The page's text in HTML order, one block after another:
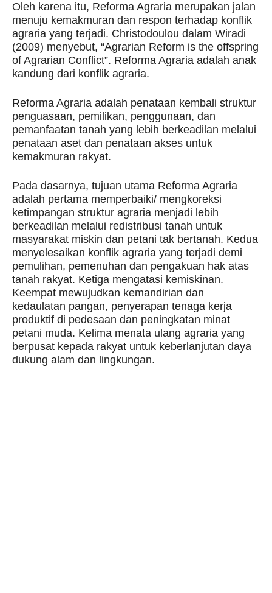
Oleh karena itu, Reforma Agraria merupakan jalan
menuju kemakmuran dan respon terhadap konflik
agraria yang terjadi. Christodoulou dalam Wiradi
(2009) menyebut, “Agrarian Reform is the offspring
of Agrarian Conflict”. Reforma Agraria adalah anak
kandung dari konflik agraria.
Reforma Agraria adalah penataan kembali struktur
penguasaan, pemilikan, penggunaan, dan
pemanfaatan tanah yang lebih berkeadilan melalui
penataan aset dan penataan akses untuk
kemakmuran rakyat.
Pada dasarnya, tujuan utama Reforma Agraria
adalah pertama memperbaiki/ mengkoreksi
ketimpangan struktur agraria menjadi lebih
berkeadilan melalui redistribusi tanah untuk
masyarakat miskin dan petani tak bertanah. Kedua
menyelesaikan konflik agraria yang terjadi demi
pemulihan, pemenuhan dan pengakuan hak atas
tanah rakyat. Ketiga mengatasi kemiskinan.
Keempat mewujudkan kemandirian dan
kedaulatan pangan, penyerapan tenaga kerja
produktif di pedesaan dan peningkatan minat
petani muda. Kelima menata ulang agraria yang
berpusat kepada rakyat untuk keberlanjutan daya
dukung alam dan lingkungan.